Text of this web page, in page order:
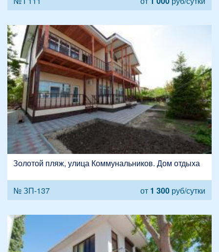
Золотой пляж, улица Коммунальников. Дом отдыха
№ ЗП-137 от 1 300 руб/сутки